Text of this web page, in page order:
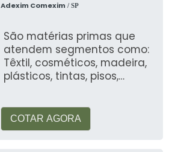
Adexim Comexim / SP
São matérias primas que
atendem segmentos como:
Têxtil, cosméticos, madeira,
plásticos, tintas, pisos,
COTAR AGORA